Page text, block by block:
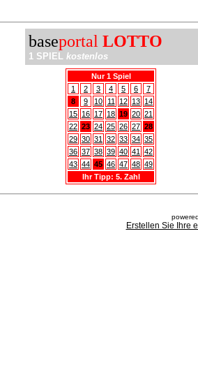
baseportal LOTTO
1 SPIEL kostenlos
Nur 1 Spiel
1
2 3 4 5 6
7
8
9 10 11 12 13 14
15 16 17 18 19 20 21
22 23 24 25 26 27 28
29 30 31 32 33 34 35
36 37 38 39 40 41
42
43 44 45 46 47 48 49
Ihr Tipp: 5. Zahl
Erstellen Sie Ihre